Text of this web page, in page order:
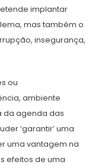
implantar
mas também o
insegurança,
ou
ambiente
da agenda das
‘garantir’ uma
uma vantagem na
efeitos de uma